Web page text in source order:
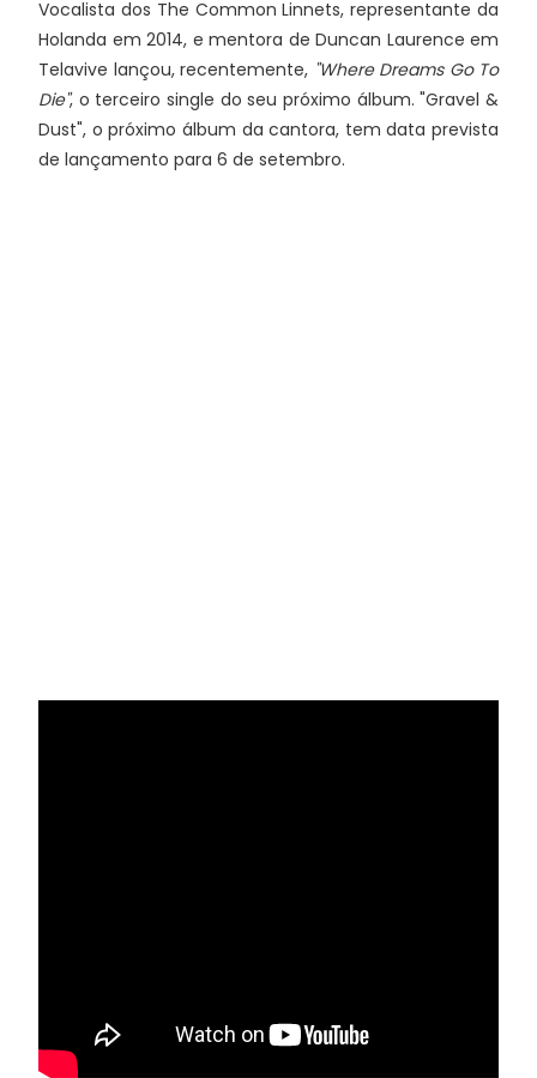
Vocalista dos The Common Linnets, representante da
Holanda em 2014, e mentora de Duncan Laurence em
Telavive lançou, recentemente, "Where Dreams Go To
Die", o terceiro single do seu próximo álbum. "Gravel &
Dust", o próximo álbum da cantora, tem data prevista
de lançamento para 6 de setembro.